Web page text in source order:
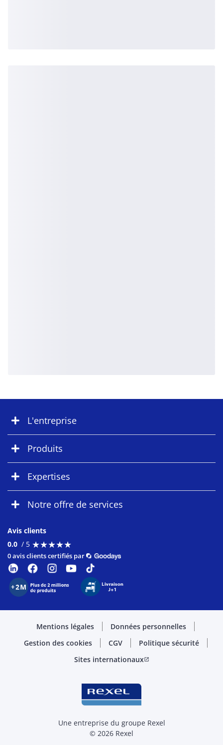
L'entreprise
Produits
Expertises
Notre offre de services
Avis clients
0.0 / 5 ★★★★★
★★★★★
0 avis clients certifiés par
Mentions légales
Données personnelles
Gestion des cookies
CGV
Politique sécurité
Sites internationauxopen_in_new
Une entreprise du groupe Rexel
© 2026 Rexel